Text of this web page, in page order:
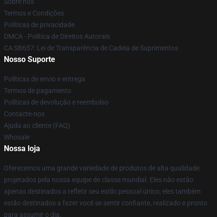
Termos e Condições
Políticas de privacidade
DMCA - Política de Direitos Autorais
CA SB657: Lei de Transparência de Cadeia de Suprimentos
Nosso Suporte
Políticas de envio e entrega
Termos de pagamento
Políticas de devolução e reembolso
Contacte-nos
Ajuda ao cliente (FAQ)
Whosale
Nossa loja
Oferecemos uma grande variedade de produtos de alta qualidade
projetados pela nossa equipe de classe mundial. Eles não estão
apenas destinados a refletir seu estilo pessoal único; eles também
estão destinados a fazer você se sentir confiante, realizado e pronto
para assumir o dia.